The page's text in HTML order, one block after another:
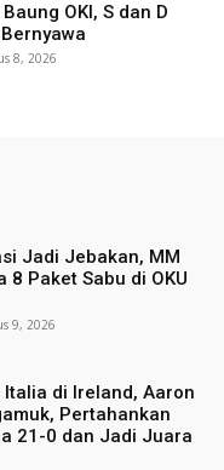
OKI, S dan D
8, 2026
Jadi Jebakan, MM
8 Paket Sabu di OKU
9, 2026
di Ireland, Aaron
Pertahankan
21-0 dan Jadi Juara